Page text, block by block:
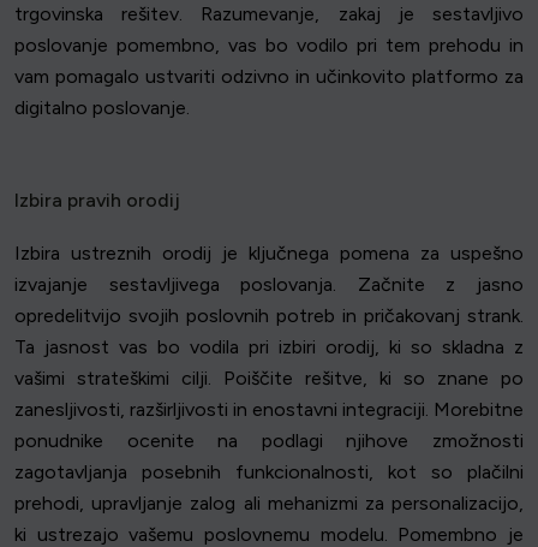
trgovinska rešitev. Razumevanje, zakaj je sestavljivo
poslovanje pomembno, vas bo vodilo pri tem prehodu in
vam pomagalo ustvariti odzivno in učinkovito platformo za
digitalno poslovanje.
Izbira pravih orodij
Izbira ustreznih orodij je ključnega pomena za uspešno
izvajanje sestavljivega poslovanja. Začnite z jasno
opredelitvijo svojih poslovnih potreb in pričakovanj strank.
Ta jasnost vas bo vodila pri izbiri orodij, ki so skladna z
vašimi strateškimi cilji. Poiščite rešitve, ki so znane po
zanesljivosti, razširljivosti in enostavni integraciji. Morebitne
ponudnike ocenite na podlagi njihove zmožnosti
zagotavljanja posebnih funkcionalnosti, kot so plačilni
prehodi, upravljanje zalog ali mehanizmi za personalizacijo,
ki ustrezajo vašemu poslovnemu modelu. Pomembno je